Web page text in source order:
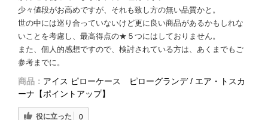
少々値段がお高めですが、それも致し方の無い品質かと。
世の中には巡り合っていないけど更に良い商品があるかもしれな
いことを考慮し、最高得点の★５つにはしておりません。
また、個人的感想ですので、検討されている方は、あくまでもご
参考までに。
商品： アイス ピローケース ピローグランデ / エア・トスカ
ーナ【ポイントアップ】
役に立った 0